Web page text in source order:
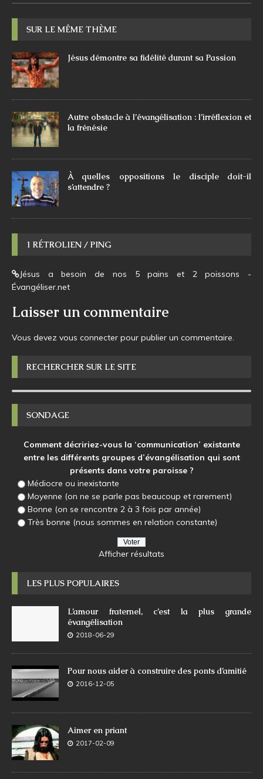
SUR LE MÊME THÈME
Jésus démontre sa fidélité durant sa Passion
Autre obstacle à l’évangélisation : l’irréflexion et
la frénésie
À quelles oppositions le disciple doit-il
s’attendre ?
1 RÉTROLIEN / PING
Jésus a besoin de nos 5 pains et 2 poissons -
Évangéliser.net
Laisser un commentaire
Vous devez vous connecter pour publier un commentaire.
RECHERCHER SUR LE SITE
SONDAGE
Comment décririez-vous la ‘communication’ existante
entre les différents groupes d’évangélisation qui sont
présents dans votre paroisse ?
Médiocre ou inexistante
Moyenne (on ne se parle pas beaucoup et rarement)
Bonne (on se rencontre 2 à 3 fois par année)
Très bonne (nous sommes en relation constante)
Afficher résultats
LES PLUS POPULAIRES
L’amour fraternel, c’est la plus grande
évangélisation
2018-06-29
Pour nous aider à construire des ponts d’amitié
2016-12-05
Aimer en priant
2017-02-09